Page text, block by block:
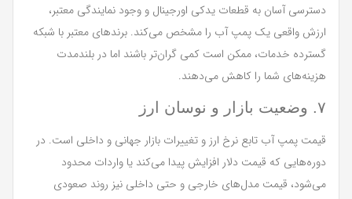
دسترسی آسان به قطعات یدکی اورجینال و وجود نمایندگی معتبر،
ارزش واقعی یک پمپ آب را مشخص می‌کند. برندهای معتبر با شبکه
گسترده خدمات، ممکن است کمی گران‌تر باشند اما در بلندمدت
هزینه‌های شما را کاهش می‌دهند.
۷. وضعیت بازار و نوسان ارز
قیمت پمپ آب تابع نرخ ارز و تغییرات بازار جهانی و داخلی است. در
دوره‌هایی که قیمت دلار افزایش پیدا می‌کند یا واردات محدود
می‌شود، قیمت مدل‌های خارجی و حتی داخلی نیز روند صعودی